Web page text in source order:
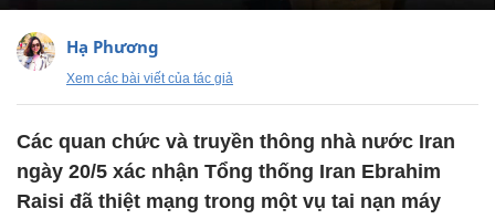
Hạ Phương
Xem các bài viết của tác giả
Các quan chức và truyền thông nhà nước Iran
ngày 20/5 xác nhận Tổng thống Iran Ebrahim
Raisi đã thiệt mạng trong một vụ tai nạn máy